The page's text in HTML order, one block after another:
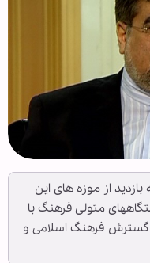
از موزه های این
متولی فرهنگ با
گسترش فرهنگ اسلامی و